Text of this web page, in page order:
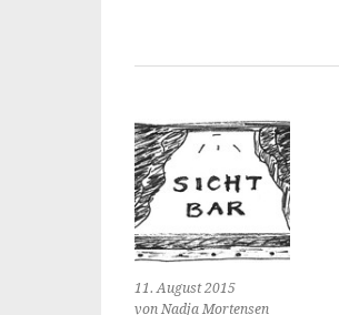
11. August 2015
von Nadja Mortensen